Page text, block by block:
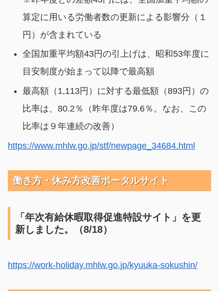
算定に用いる労働者数の更新による影響分（１
円）が含まれている
全国加重平均額43円の引上げは、昭和53年度に
目安制度が始まって以降で最高額
最高額（1,113円）に対する最低額（893円）の
比率は、80.2％（昨年度は79.6％。なお、この
比率は９年連続の改善）
https://www.mhlw.go.jp/stf/newpage_34684.html
働き方・休み方改善ポータルサイト
「年次有給休暇取得促進特設サイト」を更
新しました。（8/18）
https://work-holiday.mhlw.go.jp/kyuuka-sokushin/